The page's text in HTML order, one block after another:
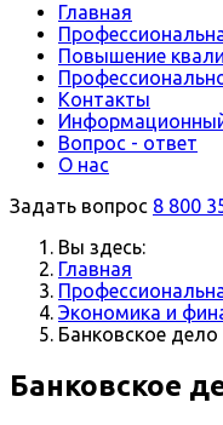
Главная
Повышение
Контакты
Вопрос - ответ
О нас
Задать вопрос 8 800
Вы здесь:
Главная
Экономика и
Банковское дело
Банковское